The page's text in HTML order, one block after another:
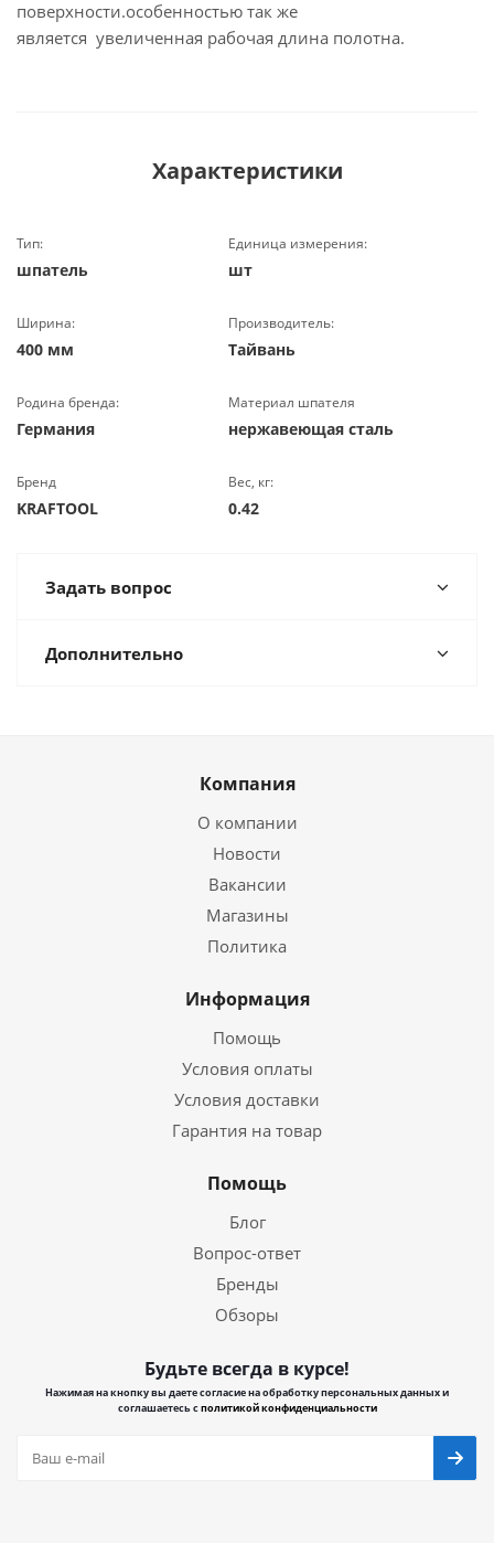
поверхности.особенностью так же
является увеличенная рабочая длина полотна.
Характеристики
Тип:
шпатель
Единица измерения:
шт
Ширина:
400 мм
Производитель:
Тайвань
Родина бренда:
Германия
Материал шпателя
нержавеющая сталь
Бренд
KRAFTOOL
Вес, кг:
0.42
Задать вопрос
Дополнительно
Компания
О компании
Новости
Вакансии
Магазины
Политика
Информация
Помощь
Условия оплаты
Условия доставки
Гарантия на товар
Помощь
Блог
Вопрос-ответ
Бренды
Обзоры
Будьте всегда в курсе!
Нажимая на кнопку вы даете согласие на обработку персональных данных и
соглашаетесь сполитикой конфиденциальности